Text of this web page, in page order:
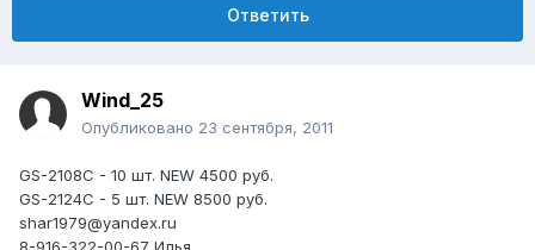
Ответить
Wind_25
Опубликовано 23 сентября, 2011
GS-2108C - 10 шт. NEW 4500 руб.
GS-2124C - 5 шт. NEW 8500 руб.
shar1979@yandex.ru